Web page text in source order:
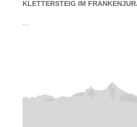
KLETTERSTEIG IM